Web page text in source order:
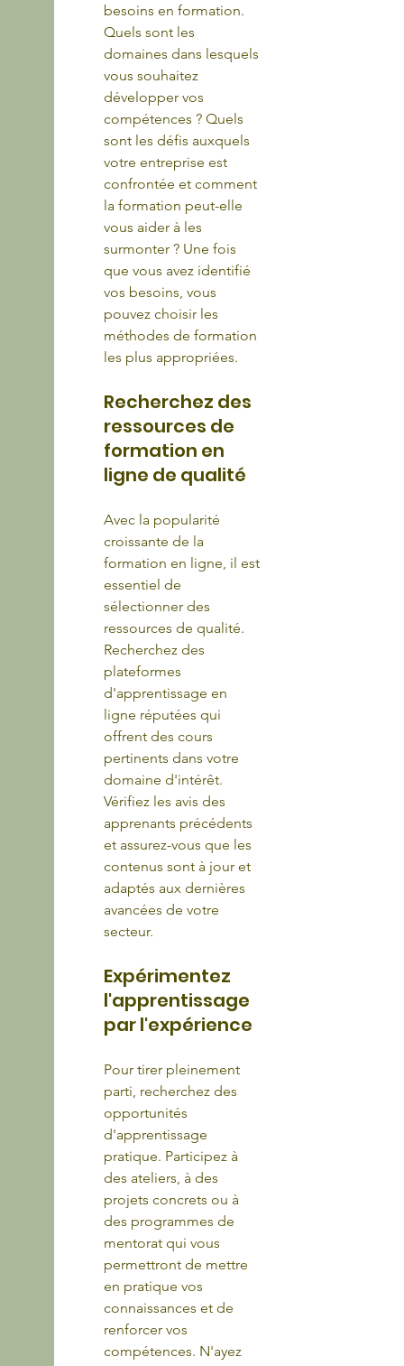
besoins en formation.
Quels sont les
domaines dans lesquels
vous souhaitez
développer vos
compétences ? Quels
sont les défis auxquels
votre entreprise est
confrontée et comment
la formation peut-elle
vous aider à les
surmonter ? Une fois
que vous avez identifié
vos besoins, vous
pouvez choisir les
méthodes de formation
les plus appropriées.
Recherchez des
ressources de
formation en
ligne de qualité
Avec la popularité
croissante de la
formation en ligne, il est
essentiel de
sélectionner des
ressources de qualité.
Recherchez des
plateformes
d'apprentissage en
ligne réputées qui
offrent des cours
pertinents dans votre
domaine d'intérêt.
Vérifiez les avis des
apprenants précédents
et assurez-vous que les
contenus sont à jour et
adaptés aux dernières
avancées de votre
secteur.
Expérimentez
l'apprentissage
par l'expérience
Pour tirer pleinement
parti, recherchez des
opportunités
d'apprentissage
pratique. Participez à
des ateliers, à des
projets concrets ou à
des programmes de
mentorat qui vous
permettront de mettre
en pratique vos
connaissances et de
renforcer vos
compétences. N'ayez